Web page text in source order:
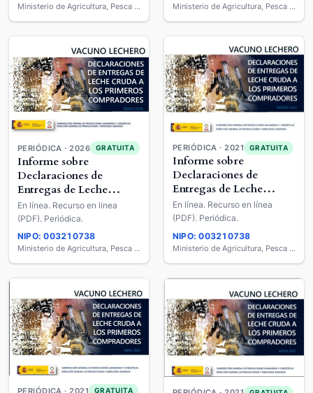
Ministerio de Agricultura, Pesca y Alimentación
Ministerio de Agricultura, Pesca y Alimentación
PERIÓDICA · 2026 GRATUITA
Informe sobre
Declaraciones de
Entregas de Leche
Cruda a los Primeros
Compradores : Vacuno
Lechero
En línea. Recurso en línea
(PDF). Periódica.
NIPO: 003210738
Ministerio de Agricultura, Pesca y Alimentación
PERIÓDICA · 2021 GRATUITA
Informe sobre
Declaraciones de
Entregas de Leche
Cruda a los Primeros
Compradores : Vacuno
Lechero
En línea. Recurso en línea
(PDF). Periódica.
NIPO: 003210738
Ministerio de Agricultura, Pesca y Alimentación
PERIÓDICA · 2021 GRATUITA